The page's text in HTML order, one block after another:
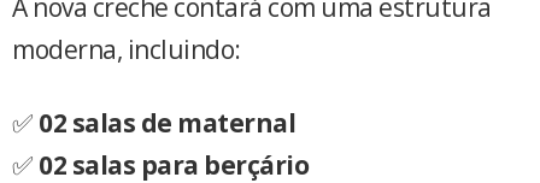
A nova creche contará com uma estrutura
moderna, incluindo:
✅ 02 salas de maternal
✅ 02 salas para berçário